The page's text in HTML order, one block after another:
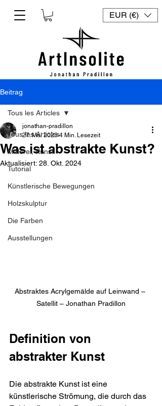
EUR (€)
Beitrag
Tous les Articles
Malerei, Kunst
Tutorial
Künstlerische Bewegungen
Holzskulptur
Die Farben
Ausstellungen
Tous les Articles
Was ist abstrakte Kunst?
jonathan-pradillon
27. Mai 2023 4 Min. Lesezeit
Aktualisiert: 28. Okt. 2024
Abstraktes Acrylgemälde auf Leinwand –
Satellit – Jonathan Pradillon
Definition von
abstrakter Kunst
Die abstrakte Kunst ist eine
künstlerische Strömung, die durch das